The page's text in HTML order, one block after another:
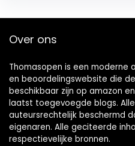
Over ons
Thomasopen is een moderne
en beoordelingswebsite die
beschikbaar zijn op amazon
laatst toegevoegde blogs.
auteursrechtelijk beschermd
eigenaren. Alle geciteerde
respectievelijke bronnen.